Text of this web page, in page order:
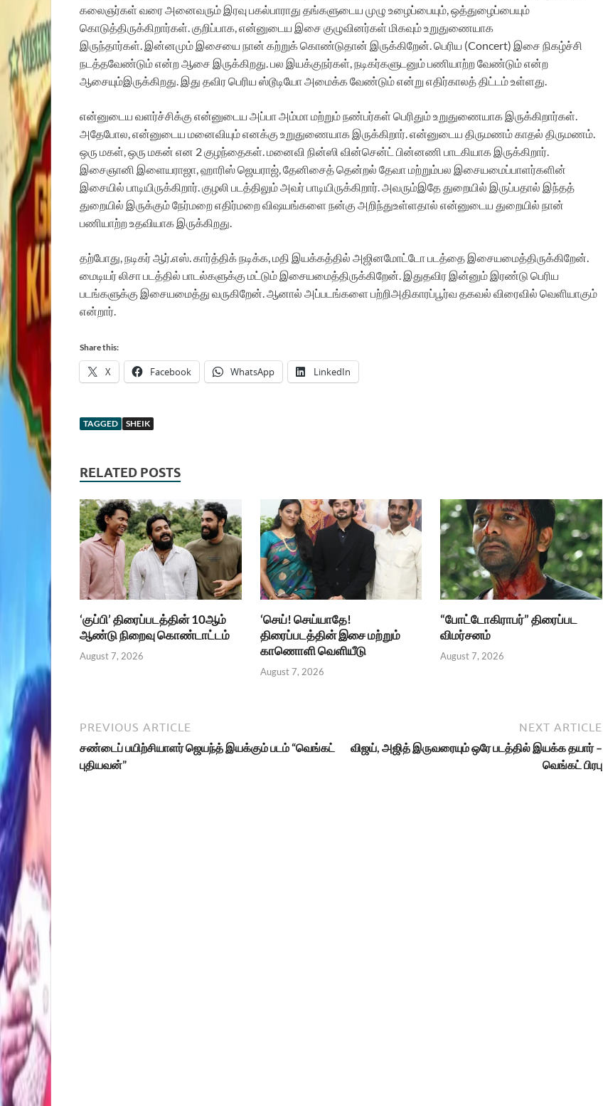
கலைஞர்கள் வரைஅனைவரும் இரவு பகல்பாராது தங்களுடைய முழு உழைப்பையும்,ஒத்துழைப்பையும்
கொடுத்திருக்கிறார்கள்.குறிப்பாக,என்னுடைய இசை குழுவினர்கள் மிகவும்உறுதுணையாக
இருந்தார்கள். இன்னமும் இசையை நான் கற்றுக்கொண்டுதான் இருக்கிறேன்.பெரிய (Concert) இசை நிகழ்ச்சி
நடத்தவேண்டும்என்றஆசை இருக்கிறது.பல இயக்குநர்கள்,நடிகர்களுடனும்பணியாற்றவேண்டும்என்ற
ஆசையும்இருக்கிறது. இது தவிரபெரிய ஸ்டூடியோஅமைக்கவேண்டும்என்று எதிர்காலத்திட்டம்உள்ளது.
என்னுடைய வளர்ச்சிக்கு என்னுடைய அப்பாஅம்மாமற்றும்நண்பர்கள் பெரிதும்உறுதுணையாக இருக்கிறார்கள்.
அதேபோல,என்னுடைய மனைவியும்எனக்கு உறுதுணையாக இருக்கிறார்.என்னுடைய திருமணம்காதல் திருமணம்.
ஒரு மகள்,ஒரு மகன் என 2குழந்தைகள்.மனைவி நின்ஸி வின்சென்ட் பின்னணி பாடகியாக இருக்கிறார்.
இசைஞானி இளையராஜா,ஹாரிஸ்ஜெயராஜ்,தேனிசைத்தென்றல் தேவாமற்றும்பல இசையமைப்பாளர்களின்
இசையில் பாடியிருக்கிறார்.குழலி படத்திலும்அவர்பாடியிருக்கிறார்.அவரும்இதேதுறையில் இருப்பதால் இந்தத்
துறையில் இருக்கும்நேர்மறைஎதிர்மறைவிஷயங்களை நன்கு அறிந்துஉள்ளதால் என்னுடைய துறையில் நான்
பணியாற்றஉதவியாக இருக்கிறது.
தற்போது,நடிகர்ஆர்.எஸ்.கார்த்திக்நடிக்க,மதி இயக்கத்தில் அஜினமோட்டோபடத்தை இசையமைத்திருக்கிறேன்.
மைடியர்லிசாபடத்தில் பாடல்களுக்கு மட்டும் இசையமைத்திருக்கிறேன். இதுதவிர இன்னும் இரண்டு பெரிய
படங்களுக்கு இசையமைத்து வருகிறேன்.ஆனால் அப்படங்களை பற்றிஅதிகாரப்பூர்வ தகவல் விரைவில் வெளியாகும்
என்றார்.
Share this:
X Facebook WhatsApp LinkedIn
TAGGED SHEIK
RELATED POSTS
‘குப்பி’ திரைப்படத்தின் 10ஆம்
ஆண்டு நிறைவு கொண்டாட்டம்
August 7, 2026
‘செய்! செய்யாதே!
திரைப்படத்தின் இசை மற்றும்
காணொளி வெளியீடு
August 7, 2026
“போட்டோகிராபர்” திரைப்பட
விமர்சனம்
August 7, 2026
PREVIOUS ARTICLE
சண்டைப் பயிற்சியாளர் ஜெயந்த் இயக்கும் படம் “வெங்கட்
புதியவன்”
NEXT ARTICLE
விஜய், அஜித் இருவரையும் ஒரே படத்தில் இயக்க தயார் –
வெங்கட் பிரபு